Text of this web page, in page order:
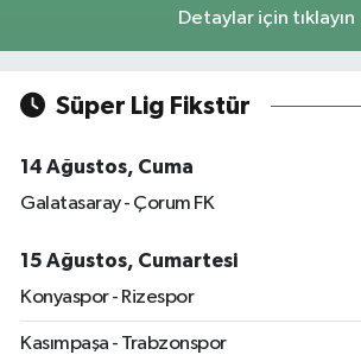
Detaylar için tıklayın
Süper Lig Fikstür
14 Ağustos, Cuma
Galatasaray - Çorum FK
15 Ağustos, Cumartesi
Konyaspor - Rizespor
Kasımpaşa - Trabzonspor